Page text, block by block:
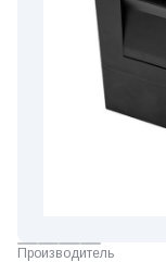
Производитель